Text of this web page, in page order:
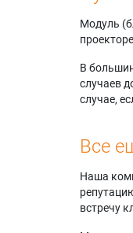
Модуль
В
случаев
случае,
Все
Наша
встречу